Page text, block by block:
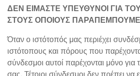
ΔΕΝ ΕΙΜΑΣΤΕ ΥΠΕΥΘΥΝΟΙ ΓΙΑ
ΣΤΟΥΣ ΟΠΟΙΟΥΣ ΠΑΡΑΠΕΜΠΟΥΜΕ
Όταν ο ιστότοπός μας περιέχει
ιστότοπους και πόρους που
σύνδεσμοι αυτοί παρέχονται μόνο
σας. Τέτοιοι σύνδεσμοι δεν πρέπει να